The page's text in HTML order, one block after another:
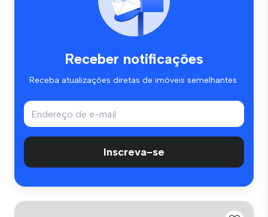
Receber notificações
Receba atualizações diretas de imóveis semelhantes.
Inscreva-se